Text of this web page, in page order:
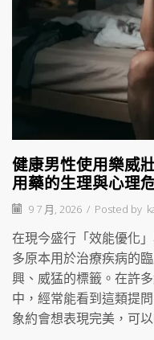
健康男性使用樂威
用藥的生理與心理
9 7 月, 2026 / Posted by
在現今盛行「效能優化
多原本用於治療疾病的
興、威猛的標籤。在許
中，經常能看到這類提
象約會想表現完美，可以